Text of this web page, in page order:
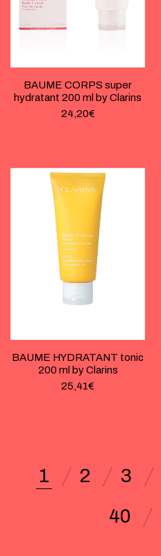
BAUME CORPS super
hydratant 200 ml by Clarins
24,20€
BAUME HYDRATANT tonic
200 ml by Clarins
25,41€
1 2 3
40